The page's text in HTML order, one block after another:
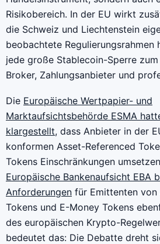
Risikobereich. In der EU wirkt
die Schweiz und Liechtenstein
beobachtete Regulierungsrahmen
jede große Stablecoin-Sperre
Broker, Zahlungsanbieter und
Die Europäische Wertpapier- und
Marktaufsichtsbehörde ESMA
klargestellt, dass Anbieter in der
konformen Asset-Referenced
Tokens Einschränkungen
Europäische Bankenaufsicht EBA
Anforderungen für Emittenten von
Tokens und E-Money Tokens
des europäischen Krypto-
bedeutet das: Die Debatte dreht